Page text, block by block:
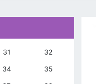
31 32
34 35